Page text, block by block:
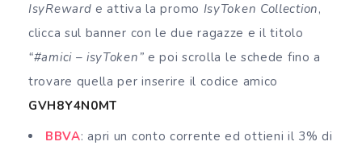
IsyReward e attiva la promo IsyToken Collection,
clicca sul banner con le due ragazze e il titolo
“#amici – isyToken” e poi scrolla le schede fino a
trovare quella per inserire il codice amico
GVH8Y4N0MT
BBVA: apri un conto corrente ed ottieni il 3% di